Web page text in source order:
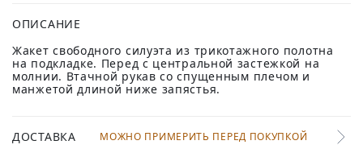
ОПИСАНИЕ
Жакет свободного силуэта из трикотажного полотна
на подкладке. Перед с центральной застежкой на
молнии. Втачной рукав со спущенным плечом и
манжетой длиной ниже запястья.
ДОСТАВКА МОЖНО ПРИМЕРИТЬ ПЕРЕД ПОКУПКОЙ